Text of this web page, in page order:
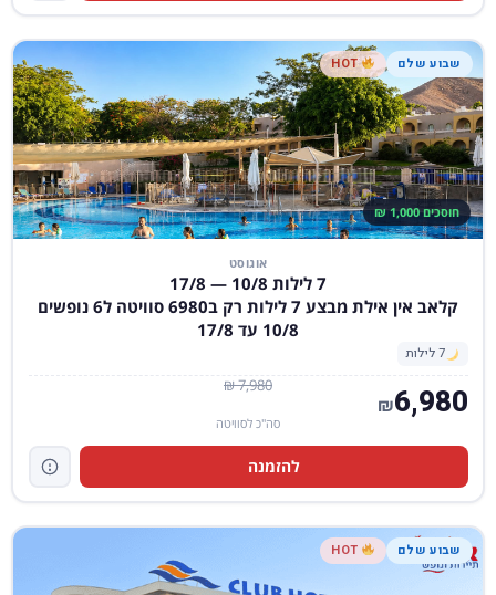
שבוע שלם HOT
חוסכים 1,000 ₪
אוגוסט
7 לילות 10/8 — 17/8
קלאב אין אילת מבצע 7 לילות רק ב6980 סוויטה ל6 נופשים
10/8 עד 17/8
7 לילות
7,980 ₪ 6,980
₪
סה"כ לסוויטה
להזמנה
שבוע שלם